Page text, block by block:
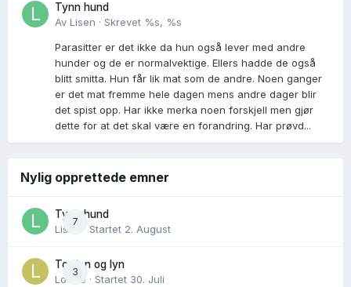
Tynn hund
Av Lisen · Skrevet %s, %s
Parasitter er det ikke da hun også lever med andre
hunder og de er normalvektige. Ellers hadde de også
blitt smitta. Hun får lik mat som de andre. Noen ganger
er det mat fremme hele dagen mens andre dager blir
det spist opp. Har ikke merka noen forskjell men gjør
dette for at det skal være en forandring. Har prøvd...
Nylig opprettede emner
7
Tynn hund
Lisen
· Startet 2. August
3
Torden og lyn
Lovise · Startet 30. Juli